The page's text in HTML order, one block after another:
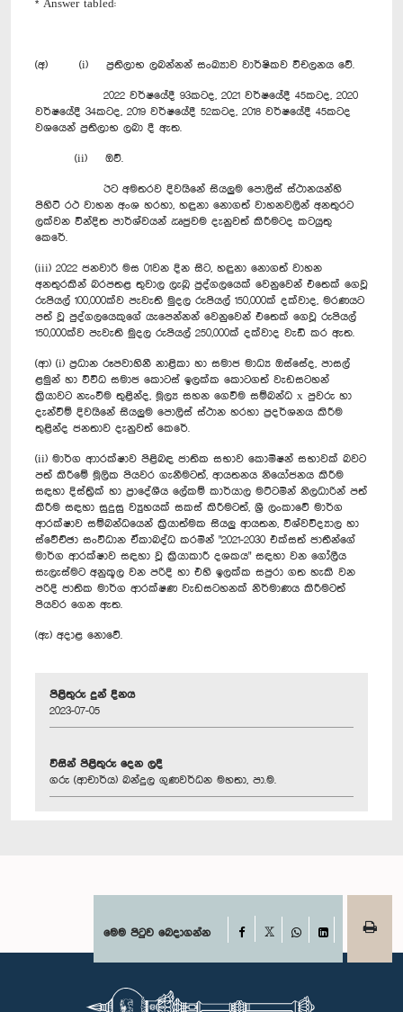
* Answer tabled:
(අ) (i) ප්‍රතිලාභ ලබන්නන් සංඛ්‍යාව වාර්ෂිකව විචලනය වේ.
2022 වර්ෂයේදී 93කටද, 2021 වර්ෂ‍යේදී 45කටද, 2020
වර්ෂයේදී 34කටද, 2019 වර්ෂයේදී 52කටද, 2018 වර්ෂයේදී 45කටද
වශයෙන් ප්‍රතිලාභ ලබා දී ඇත.
(ii) ඔව්.
ඊට අමතරව දිවයිනේ සියලුම පොලිස් ස්ථානයන්හි
පිහිටි රථ වාහන අංශ හරහා, හඳුනා නොගත් වාහනවලින් අනතුරට
ලක්වන වින්දිත පාර්ශ්වයන් ඍජුවම දැනුවත් කිරීමටද කටයුතු
කෙරේ.
(iii) 2022 ජනවාරි මස 01වන දින සිට, හඳුනා නොගත් වාහන
අනතුරකින් බරපතළ තුවාල ලැබූ පුද්ගලයෙක් වෙනුවෙන් එතෙක් ගෙවූ
රුපියල් 100,000ක්ව පැවැති මුදල රුපියල් 150,000ක් දක්වාද, මරණයට
පත් වූ පුද්ගලයෙකුගේ යැපෙන්නන් වෙනුවෙන් එතෙක් ගෙවූ රුපියල්
150,000ක්ව පැවැති මුදල රුපියල් 250,000ක් දක්වාද වැඩි කර ඇත.
(ආ) (i) ප්‍රධාන රූපවාහිනී නාළිකා හා සමාජ මාධ්‍ය ඔස්සේද, පාසල්
ළමුන් හා විවිධ සමාජ කොටස් ඉලක්ක කොටගත් වැඩසටහන්
ක්‍රියාවට නැංවීම තුළින්ද, මූල්‍ය සහන ගෙවීම සම්බන්ධ x පුවරු හා
දැන්වීම් දිවයිනේ සියලුම පොලිස් ස්ථාන හරහා ප්‍රදර්ශනය කිරීම
තුළින්ද ජනතාව දැනුවත් කෙරේ.
(ii) මාර්ග ආාරක්ෂාව පිළිබඳ ජාතික සභාව කොමිෂන් සභාවක් බවට
පත් කිරීමේ මූලික පියවර ගැනීමටත්, ආයතනය නියෝජනය කිරීම
සඳහා දිස්ත්‍රික් හා ප්‍රාදේශීය ලේකම් කාර්යාල මට්ටමින් නිලධාරින් පත්
කිරීම සඳහා සුදුසු ව්‍යුහයක් සකස් කිරීමටත්, ශ්‍රී ලංකාවේ මාර්ග
ආරක්ෂාව සම්බන්ධයෙන් ක්‍රියාත්මක සියලු ආයතන, විශ්වවිද්‍යාල හා
ස්වේච්ඡා සංවිධාන ඒකාබද්ධ කරමින් "2021-2030 එක්සත් ජාතීන්ගේ
මාර්ග ආරක්ෂාව සඳහා වූ ක්‍රියාකාරී දශකය" සඳහා වන ගෝලීය
සැලැස්මට අනුකූල වන පරිදි හා එහි ඉලක්ක සපුරා ගත හැකි වන
පරිදි ජාතික මාර්ග ආරක්ෂණ වැඩසටහනක් නිර්මාණය කිරීමටත්
පියවර ගෙන ඇත.
(ඇ) අදාළ නොවේ.
පිළිතුරු දුන් දිනය
2023-07-05
විසින් පිළිතුරු දෙන ලදී
ගරු (ආචාර්ය) බන්දුල ගුණවර්ධන මහතා, පා.ම.
මෙම පිටුව බෙදාගන්න Facebook
WhatsAppLinkedIn